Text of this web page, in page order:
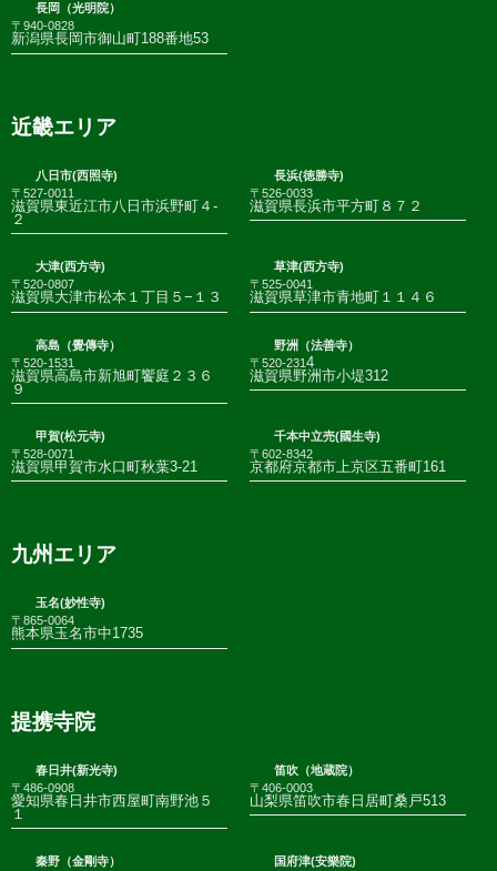
長岡（光明院）
〒940-0828
新潟県長岡市御山町188番地53
近畿エリア
八日市(西照寺)
〒527-0011
滋賀県東近江市八日市浜野町４-
２
長浜(徳勝寺)
〒526-0033
滋賀県長浜市平方町８７２
大津(西方寺)
〒520-0807
滋賀県大津市松本１丁目５−１３
草津(西方寺)
〒525-0041
滋賀県草津市青地町１１４６
高島（覺傳寺）
〒520-1531
滋賀県高島市新旭町饗庭２３６
９
野洲（法善寺）
〒520-2314
滋賀県野洲市小堤312
甲賀(松元寺)
〒528-0071
滋賀県甲賀市水口町秋葉3-21
千本中立売(國生寺)
〒602-8342
京都府京都市上京区五番町161
九州エリア
玉名(妙性寺)
〒865-0064
熊本県玉名市中1735
提携寺院
春日井(新光寺)
〒486-0908
愛知県春日井市西屋町南野池５
１
笛吹（地蔵院）
〒406-0003
山梨県笛吹市春日居町桑戸513
秦野（金剛寺）
国府津(安樂院)